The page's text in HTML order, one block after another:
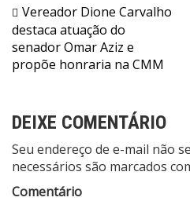
Navegação
de
Post
Vereador Dione Carvalho
destaca atuação do
senador Omar Aziz e
propõe honraria na CMM
DEIXE COMENTÁRIO
Seu endereço de e-mail não
necessários são marcados
Comentário